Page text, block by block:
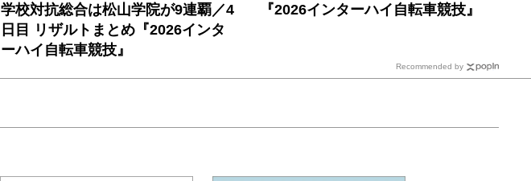
学校対抗総合は松山学院が9連覇／4
日目 リザルトまとめ『2026インタ
ーハイ自転車競技』
『2026インターハイ自転車競技』
Recommended by